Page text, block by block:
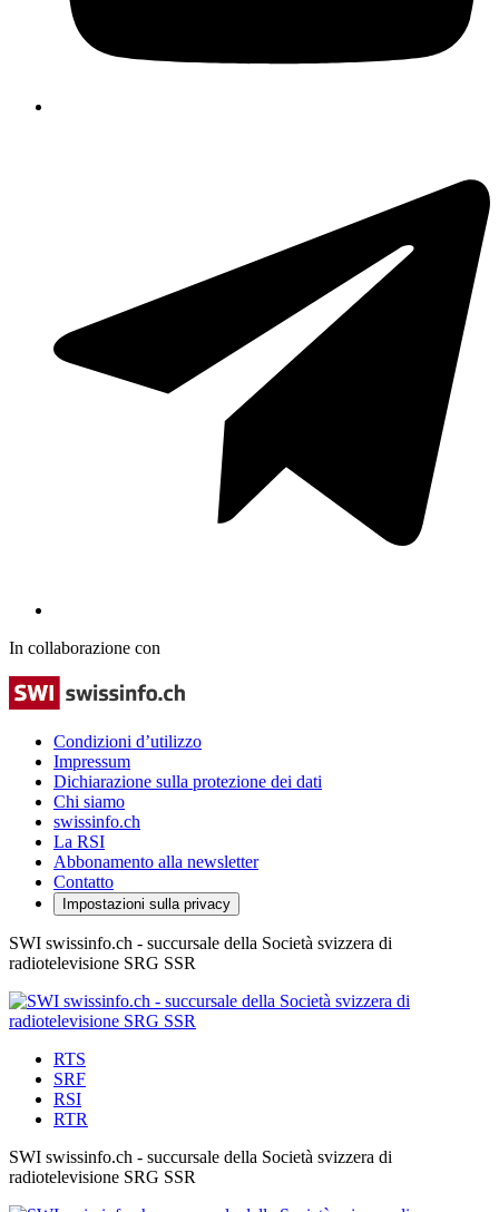
In collaborazione con
Condizioni d’utilizzo
Impressum
Dichiarazione sulla protezione dei dati
Chi siamo
swissinfo.ch
La RSI
Abbonamento alla newsletter
Contatto
Impostazioni sulla privacy
SWI swissinfo.ch - succursale della Società svizzera di
radiotelevisione SRG SSR
RTS
SRF
RSI
RTR
SWI swissinfo.ch - succursale della Società svizzera di
radiotelevisione SRG SSR